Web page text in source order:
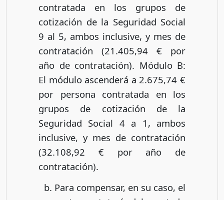
contratada en los grupos de
cotización de la Seguridad Social
9 al 5, ambos inclusive, y mes de
contratación (21.405,94 € por
año de contratación). Módulo B:
El módulo ascenderá a 2.675,74 €
por persona contratada en los
grupos de cotización de la
Seguridad Social 4 a 1, ambos
inclusive, y mes de contratación
(32.108,92 € por año de
contratación).
Para compensar, en su caso, el